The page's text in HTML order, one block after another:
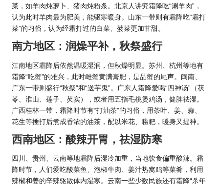
菜，如羊肉炖萝卜、猪肉炖粉条。北京人讲究霜降吃“涮羊肉”，
认为此时羊肉最为肥美，能驱寒暖身。山东一带则有霜降吃“霜打
菜”的习俗，认为经霜打过的白菜、菠菜更加甘甜。
南方地区：润燥平补，秋祭盛行
江南地区霜降后依然温暖湿润，但秋燥明显。苏州、杭州等地有
霜降“吃蟹”的雅兴，此时雌蟹黄满膏肥，是品蟹的尾声。闽南、
广东一带则盛行“秋祭”和“送芋鬼”。广东人霜降爱喝“四神汤”（茯
苓、淮山、莲子、芡实），或者用五指毛桃煲鸡汤，健脾祛湿。
广西桂林一带，霜降时节有“打油茶”的习俗，用茶叶、姜、蒜、
花生等捶打后煮成香浓的油茶，配以米花、糍粑，暖身又提神。
西南地区：酸辣开胃，祛湿防寒
四川、贵州、云南等地霜降后湿冷加重，当地饮食偏重酸辣。霜
降时节，人们爱吃酸菜鱼、泡椒牛肉、姜汁热窝鸡等菜肴，利用
辣椒和姜的辛辣驱散体内湿寒。云南一些少数民族还有霜降“杀年